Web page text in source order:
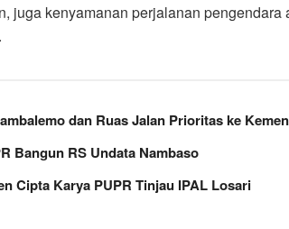
juga kenyamanan perjalanan pengendara
dan Ruas Jalan Prioritas ke
Bangun RS Undata Nambaso
Cipta Karya PUPR Tinjau IPAL Losari